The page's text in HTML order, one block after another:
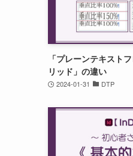
「プレーンテキスト
リッド」の違い
2024-01-31 DTP